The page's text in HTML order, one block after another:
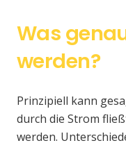
Was
werden?
Prinzipiell kann
durch die Strom
werden.